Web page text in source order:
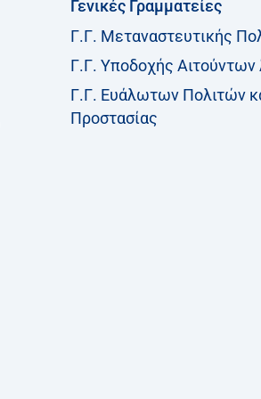
Γενικές Γραμματείες
Γ.Γ. Μεταναστευτικής
Γ.Γ. Υποδοχής Αιτούντων
Γ.Γ. Ευάλωτων Πολιτών
Προστασίας